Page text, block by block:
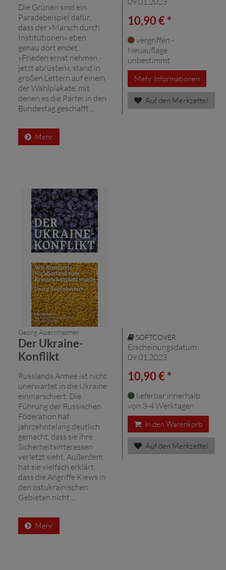
Die Grünen sind ein
Paradebeispiel dafür,
dass der »Marsch durch
Institutionen« eben
genau dort endet.
»Frieden ernst nehmen -
jetzt abrüsten«, stand in
großen Lettern auf einem
der Wahlplakate, mit
denen es die Partei in den
Bundestag geschafft ...
Mehr
10,90 € *
vergriffen -
Neuauflage
unbestimmt
Mehr Informationen
Auf den Merkzettel
Georg Auernheimer
Der Ukraine-
Konflikt
Russlands Armee ist nicht
unerwartet in die Ukraine
einmarschiert. Die
Führung der Russischen
Föderation hat
jahrzehntelang deutlich
gemacht, dass sie ihre
Sicherheitsinteressen
verletzt sieht. Außerdem
hat sie vielfach erklärt,
dass die Angriffe Kiews in
den ostukrainischen
Gebieten nicht ...
Mehr
SOFTCOVER
Erscheinungsdatum:
09.01.2023
10,90 € *
lieferbar innerhalb
von 3-4 Werktagen
In den Warenkorb
Auf den Merkzettel